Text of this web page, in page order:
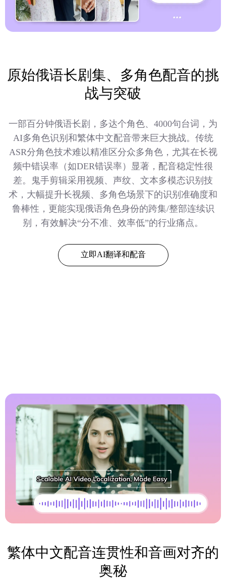
原始俄语长剧集、多角色配音的挑
战与突破
一部百分钟俄语长剧，多达个角色、4000句台词，为
AI多角色识别和繁体中文配音带来巨大挑战。传统
ASR分角色技术难以精准区分众多角色，尤其在长视
频中错误率（如DER错误率）显著，配音稳定性很
差。鬼手剪辑采用视频、声纹、文本多模态识别技
术，大幅提升长视频、多角色场景下的识别准确度和
鲁棒性，更能实现俄语角色身份的跨集/整部连续识
别，有效解决“分不准、效率低”的行业痛点。
立即AI翻译和配音
繁体中文配音连贯性和音画对齐的
奥秘